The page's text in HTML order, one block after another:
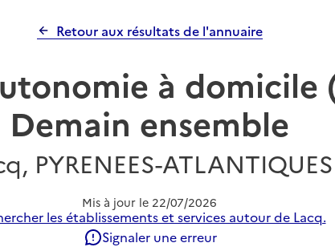
Retour aux résultats de l'annuaire
à domicile
Demain ensemble
PYRENEES-ATLANTIQUES
Mis à jour le 22/07/2026
les établissements et services autour de Lacq.
Signaler une erreur